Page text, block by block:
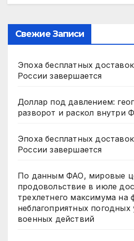
Свежие Записи
Эпоха бесплатных
России завершается
Доллар под давлением:
разворот и раскол внутри
Эпоха бесплатных
России завершается
По данным ФАО, мировые
продовольствие в июле
трехлетнего максимума на
неблагоприятных погодных
военных действий